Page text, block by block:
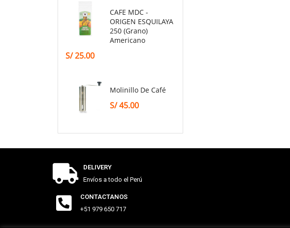
CAFE MDC -
ORIGEN ESQUILAYA
250 (grano)
Americano
S/25.00
Molinillo De Café
S/45.00
DELIVERY
Envíos a todo el Perú
CONTACTANOS
+51 979 650 717